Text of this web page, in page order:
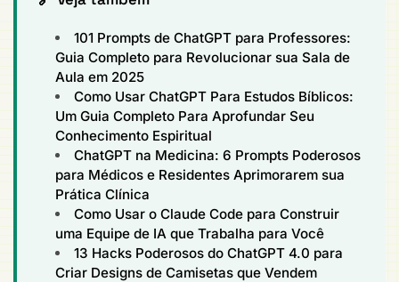
101 Prompts de ChatGPT para Professores:
Guia Completo para Revolucionar sua Sala de
Aula em 2025
Como Usar ChatGPT Para Estudos Bíblicos:
Um Guia Completo Para Aprofundar Seu
Conhecimento Espiritual
ChatGPT na Medicina: 6 Prompts Poderosos
para Médicos e Residentes Aprimorarem sua
Prática Clínica
Como Usar o Claude Code para Construir
uma Equipe de IA que Trabalha para Você
13 Hacks Poderosos do ChatGPT 4.0 para
Criar Designs de Camisetas que Vendem